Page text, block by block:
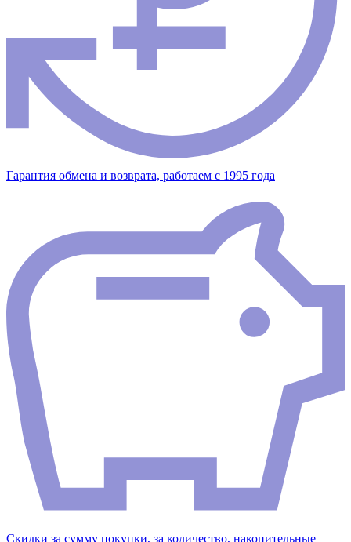
Гарантия обмена и возврата, работаем с 1995 года
Скидки за сумму покупки, за количество, накопительные